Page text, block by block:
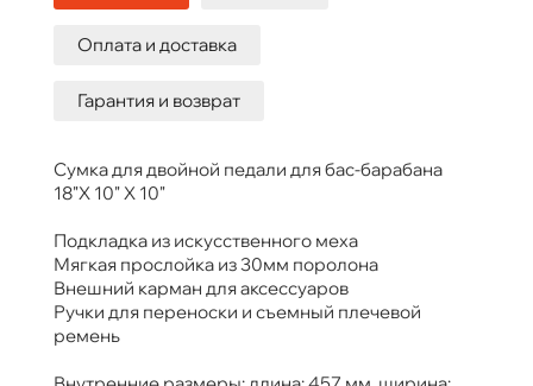
Оплата и доставка
Гарантия и возврат
Cумка для двойной педали для бас-барабана
18"X 10" X 10"
Подкладка из искусственного меха
Мягкая прослойка из 30мм поролона
Внешний карман для аксессуаров
Ручки для переноски и съемный плечевой
ремень